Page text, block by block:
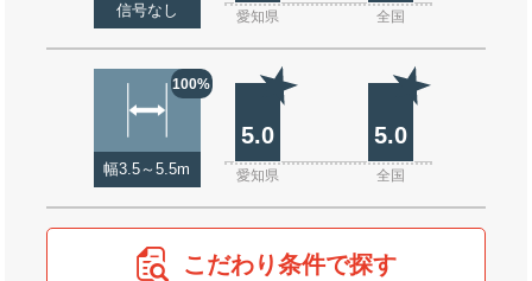
信号なし 愛知県 全国
100%
幅3.5～5.5m
5.0 5.0
愛知県 全国
こだわり条件で探す